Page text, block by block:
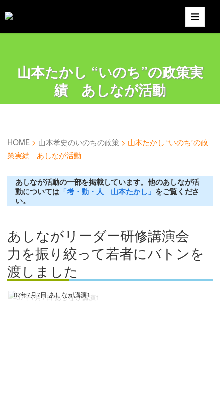
山本たかし “いのち”の政策実
績 あしなが活動
HOME > 山本孝史のいのちの政策 > 山本たかし “いのち”の政
策実績 あしなが活動
あしなが活動の一部を掲載しています。他のあしなが活
動については 「考・動・人 山本たかし」 をご覧くださ
い。
あしながリーダー研修講演会
力を振り絞って若者にバトンを
渡しました
07年7月7日 あしなが講演1